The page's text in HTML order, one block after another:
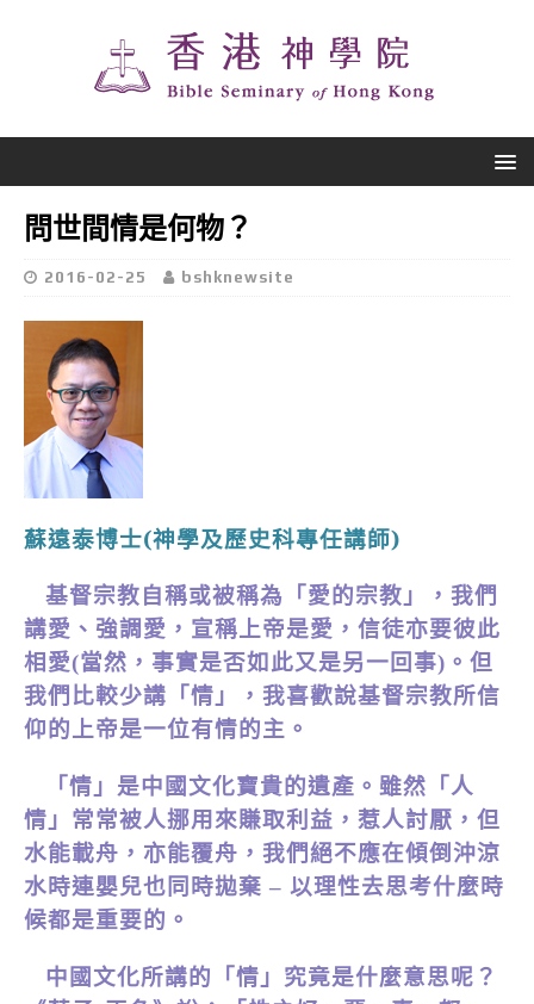
問世間情是何物？
2016-02-25 bshknewsite
蘇遠泰博士(神學及歷史科專任講師)
基督宗教自稱或被稱為「愛的宗教」，我們
講愛、強調愛，宣稱上帝是愛，信徒亦要彼此
相愛(當然，事實是否如此又是另一回事)。但
我們比較少講「情」，我喜歡說基督宗教所信
仰的上帝是一位有情的主。
「情」是中國文化寶貴的遺產。雖然「人
情」常常被人挪用來賺取利益，惹人討厭，但
水能載舟，亦能覆舟，我們絕不應在傾倒沖涼
水時連嬰兒也同時拋棄 – 以理性去思考什麼時
候都是重要的。
中國文化所講的「情」究竟是什麼意思呢？